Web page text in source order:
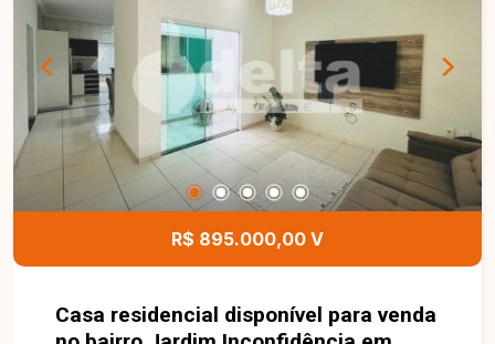
Dispõe ainda de área de serviço, área gourmet
com churrasqueira, ducha e lavabo, lavanderia,
alarme e seis vagas de garagem. Entre em
contato para mais informações e agende sua
visita.
R$ 895.000,00 V
Casa residencial disponível para venda